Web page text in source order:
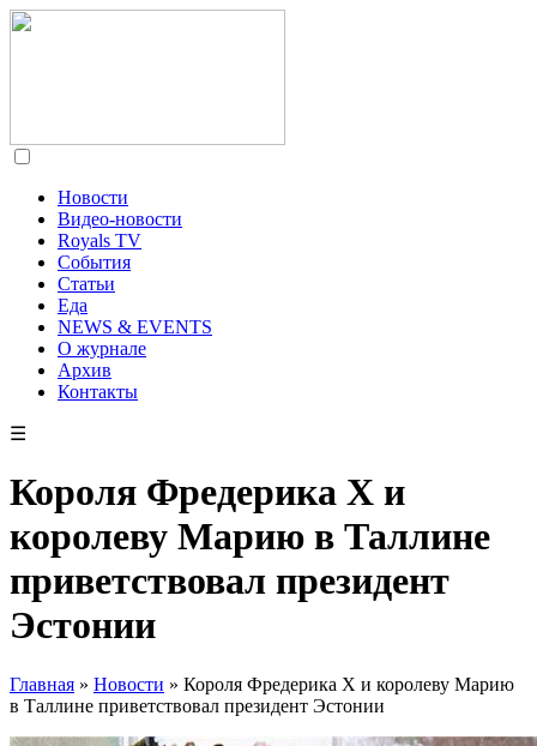
Новости
Видео-новости
Royals TV
События
Статьи
Еда
NEWS & EVENTS
О журнале
Архив
Контакты
☰
Короля Фредерика X и
королеву Марию в Таллине
приветствовал президент
Эстонии
Главная » Новости » Короля Фредерика X и королеву Марию
в Таллине приветствовал президент Эстонии